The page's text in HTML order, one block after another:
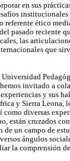
en sus
referente ético
pasado reciente
las
que
invitado a
y sus
y Sierra Leona,
diversas
están cruzados
un campo de
ángulos
la comprensión